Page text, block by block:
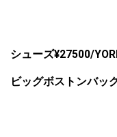
シューズ¥27500/
ビッグボストンバッ